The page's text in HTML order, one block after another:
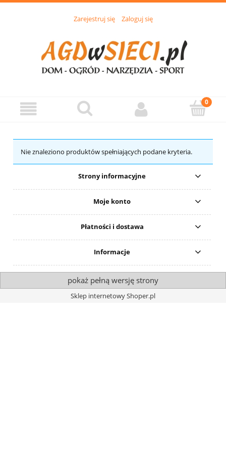
Zarejestruj się Zaloguj się
Nie znaleziono produktów spełniających podane kryteria.
Strony informacyjne
Moje konto
Płatności i dostawa
Informacje
pokaż pełną wersję strony
Sklep internetowy Shoper.pl